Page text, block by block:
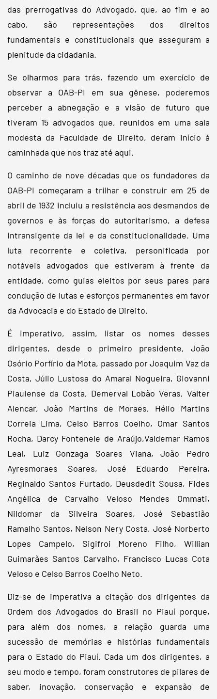
das prerrogativas do Advogado, que, ao fim e ao
cabo, são representações dos direitos
fundamentais e constitucionais que asseguram a
plenitude da cidadania.
Se olharmos para trás, fazendo um exercício de
observar a OAB-PI em sua gênese, poderemos
perceber a abnegação e a visão de futuro que
tiveram 15 advogados que, reunidos em uma sala
modesta da Faculdade de Direito, deram início à
caminhada que nos traz até aqui.
O caminho de nove décadas que os fundadores da
OAB-PI começaram a trilhar e construir em 25 de
abril de 1932 incluiu a resistência aos desmandos de
governos e às forças do autoritarismo, a defesa
intransigente da lei e da constitucionalidade. Uma
luta recorrente e coletiva, personificada por
notáveis advogados que estiveram à frente da
entidade, como guias eleitos por seus pares para
condução de lutas e esforços permanentes em favor
da Advocacia e do Estado de Direito.
É imperativo, assim, listar os nomes desses
dirigentes, desde o primeiro presidente, João
Osório Porfírio da Mota, passado por Joaquim Vaz da
Costa, Júlio Lustosa do Amaral Nogueira, Giovanni
Piauiense da Costa, Demerval Lobão Veras, Valter
Alencar, João Martins de Moraes, Hélio Martins
Correia Lima, Celso Barros Coelho, Omar Santos
Rocha, Darcy Fontenele de Araújo,Valdemar Ramos
Leal, Luiz Gonzaga Soares Viana, João Pedro
Ayresmoraes Soares, José Eduardo Pereira,
Reginaldo Santos Furtado, Deusdedit Sousa, Fides
Angélica de Carvalho Veloso Mendes Ommati,
Nildomar da Silveira Soares, José Sebastião
Ramalho Santos, Nelson Nery Costa, José Norberto
Lopes Campelo, Sigifroi Moreno Filho, Willian
Guimarães Santos Carvalho, Francisco Lucas Cota
Veloso e Celso Barros Coelho Neto.
Diz-se de imperativa a citação dos dirigentes da
Ordem dos Advogados do Brasil no Piauí porque,
para além dos nomes, a relação guarda uma
sucessão de memórias e histórias fundamentais
para o Estado do Piauí. Cada um dos dirigentes, a
seu modo e tempo, foram construtores de pilares de
saber, inovação, conservação e expansão de